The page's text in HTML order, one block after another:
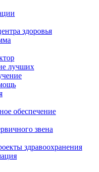
здоровья
лучших
обеспечение
звена
здравоохранения